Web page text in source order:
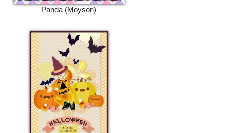
Panda (Moyson)